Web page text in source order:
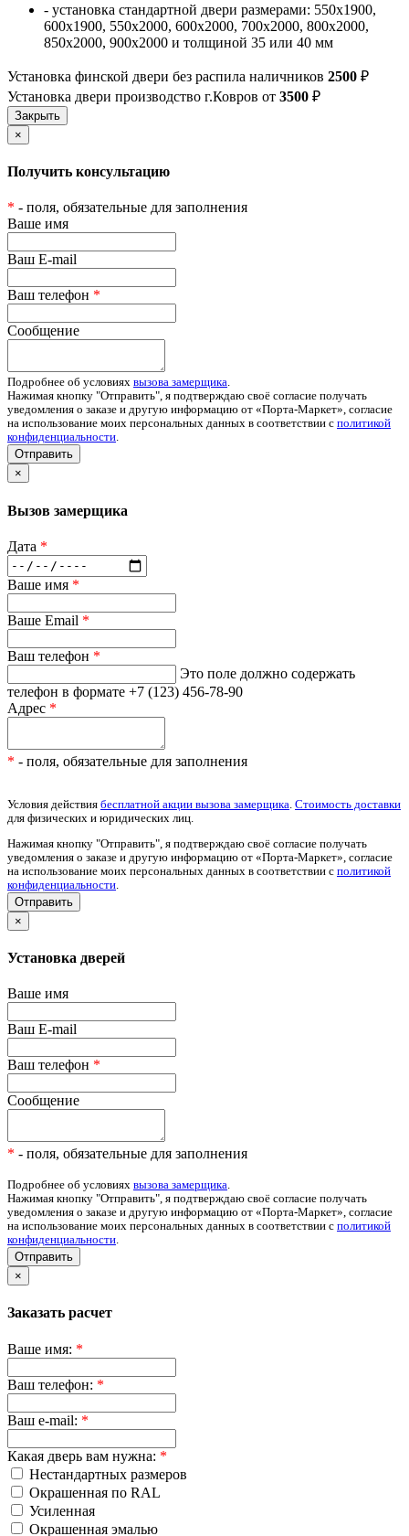
- установка стандартной двери размерами: 550х1900,
600х1900, 550х2000, 600х2000, 700х2000, 800х2000,
850х2000, 900х2000 и толщиной 35 или 40 мм
Установка финской двери без распила наличников 2500 ₽
Установка двери производство г.Ковров от 3500 ₽
×
Получить консультацию
* - поля, обязательные для заполнения
Ваше имя
Ваш E-mail
Ваш телефон *
Сообщение
Подробнее об условиях вызова замерщика.
Нажимая кнопку "Отправить", я подтверждаю своё согласие получать
уведомления о заказе и другую информацию от «Порта-Маркет», согласие
на использование моих персональных данных в соответствии с политикой
конфиденциальности.
Отправить
×
Вызов замерщика
Дата *
Ваше имя *
Ваше Email *
Ваш телефон *
Это поле должно содержать
телефон в формате +7 (123) 456-78-90
Адрес *
* - поля, обязательные для заполнения
Условия действия бесплатной акции вызова замерщика Стоимость доставки
для физических и юридических лиц.
Нажимая кнопку "Отправить", я подтверждаю своё согласие получать
уведомления о заказе и другую информацию от «Порта-Маркет», согласие
на использование моих персональных данных в соответствии с политикой
конфиденциальности
×
Установка дверей
Ваше имя
Ваш E-mail
Ваш телефон *
Сообщение
* - поля, обязательные для заполнения
Подробнее об условиях вызова замерщика.
Нажимая кнопку "Отправить", я подтверждаю своё согласие получать
уведомления о заказе и другую информацию от «Порта-Маркет», согласие
на использование моих персональных данных в соответствии с политикой
конфиденциальности.
Отправить
×
Заказать расчет
Ваше имя: *
Ваш телефон: *
Ваш e-mail: *
Какая дверь вам нужна: *
Нестандартных размеров
Окрашенная по RAL
Усиленная
Окрашенная эмалью